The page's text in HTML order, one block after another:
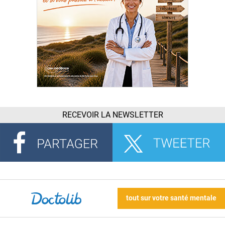
RECEVOIR LA NEWSLETTER
tout sur votre santé mentale